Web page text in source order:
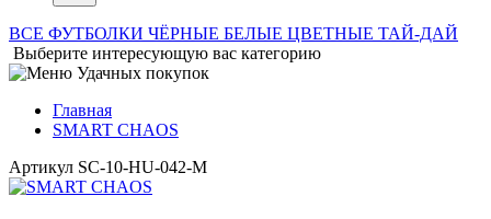
ВСЕ ФУТБОЛКИ ЧЁРНЫЕ БЕЛЫЕ ЦВЕТНЫЕ ТАЙ-ДАЙ
Выберите интересующую вас категорию
Главная
SMART CHAOS
Артикул SC-10-HU-042-M